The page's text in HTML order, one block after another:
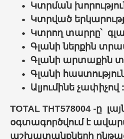
Կտրման
Կտրված
Կտրող տարրը՝
Գլանի ներքին
Գլանի արտաքին
Գլանի
Ալյումինե չափիչով :
TOTAL THT578004 -ը
օգտագործվում է
աշխատանքների